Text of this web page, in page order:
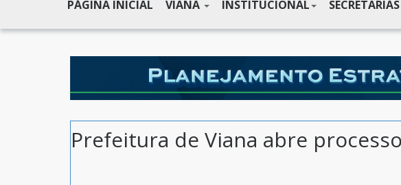
DE
VIANA
ES
PÁGINA INICIAL VIANA INSTITUCIONAL SECRETARIAS
Prefeitura de Viana abre